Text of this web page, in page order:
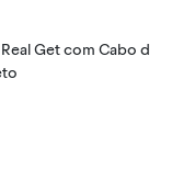
Get com Cabo d